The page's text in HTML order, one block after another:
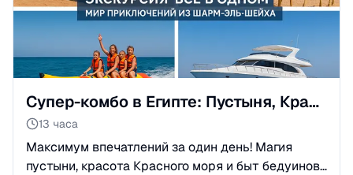
Супер-комбо в Египте: Пустыня, Красное море и Бедуины
13 часа
Максимум впечатлений за один день! Магия
пустыни, красота Красного моря и быт бедуинов